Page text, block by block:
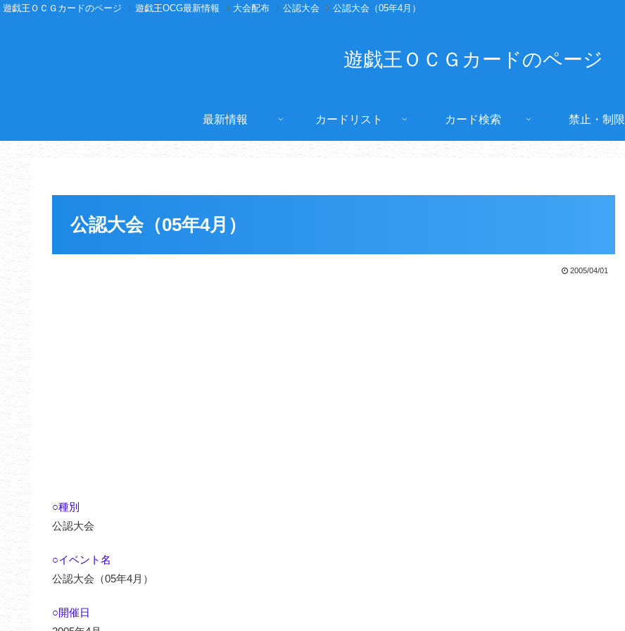
遊戯王ＯＣＧカードのページ 遊戯王OCG最新情報 大会配布 公認大会 公認大会（05年4月）
遊戯王ＯＣＧカードのページ
最新情報 カードリスト カード検索 禁止・制限
公認大会（05年4月）
2005/04/01
○種別
公認大会
○イベント名
公認大会（05年4月）
○開催日